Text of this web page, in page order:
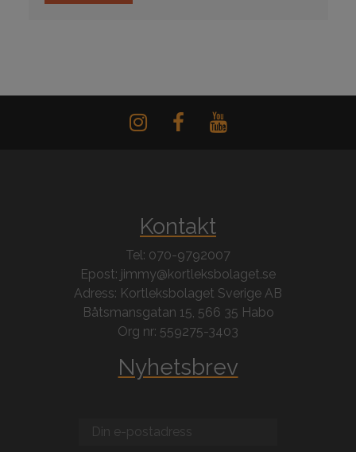
Kontakt
Tel: 070-9792007
Epost: jimmy@kortleksbolaget.se
Adress: Kortleksbolaget Sverige AB
Båtsmansgatan 15, 566 35 Habo
Org nr: 559275-3403
Nyhetsbrev